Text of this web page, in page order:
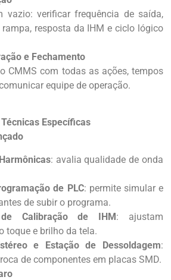
vazio: verificar frequência de saída,
resposta da IHM e ciclo lógico
e Fechamento
CMMS com todas as ações, tempos
equipe de operação.
Específicas
: avalia qualidade de onda
de PLC: permite simular e
de subir o programa.
de Calibração de IHM: ajustam
toque e brilho da tela.
e Estação de Dessoldagem:
de componentes em placas SMD.